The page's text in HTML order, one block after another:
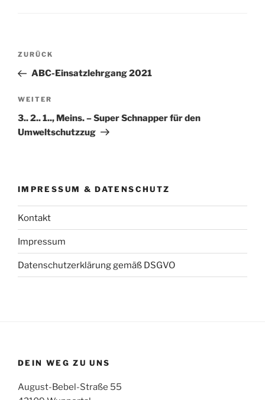
Beitragsnavigation
Vorheriger
Beitrag
ZURÜCK
ABC-Einsatzlehrgang 2021
Nächster
Beitrag
WEITER
3.. 2.. 1.., Meins. – Super Schnapper für den
Umweltschutzzug
IMPRESSUM & DATENSCHUTZ
Kontakt
Impressum
Datenschutzerklärung gemäß DSGVO
DEIN WEG ZU UNS
August-Bebel-Straße 55